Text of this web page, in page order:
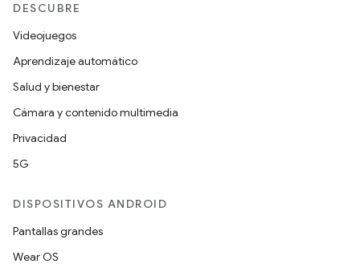
DESCUBRE
Videojuegos
Aprendizaje automático
Salud y bienestar
Cámara y contenido multimedia
Privacidad
5G
DISPOSITIVOS ANDROID
Pantallas grandes
Wear OS